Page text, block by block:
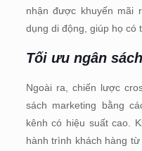
nhận được khuyến mãi
dụng di động, giúp họ có
Tối ưu ngân
Ngoài ra, chiến lược
sách marketing bằng
kênh có hiệu suất cao.
hành trình khách hàng